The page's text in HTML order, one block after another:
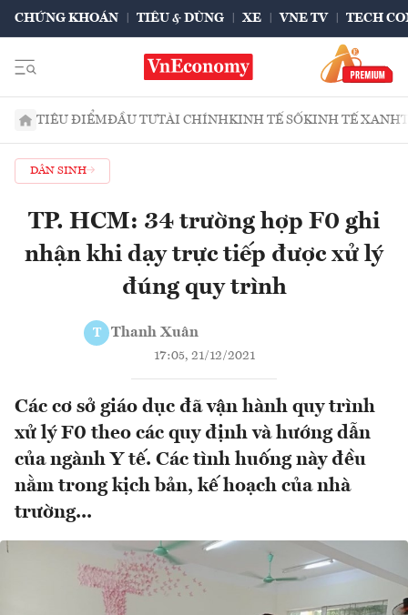
CHỨNG KHOÁN TIÊU & DÙNG XE VNE TV TECH
TIÊU ĐIỂMĐẦU TƯTÀI CHÍNHKINH TẾ SỐKINH TẾ XANH
DÂN SINH
TP. HCM: 34 trường hợp F0 ghi
nhận khi dạy trực tiếp được xử lý
đúng quy trình
T Thanh Xuân
17:05, 21/12/2021
Các cơ sở giáo dục đã vận hành quy trình
xử lý F0 theo các quy định và hướng dẫn
của ngành Y tế. Các tình huống này đều
nằm trong kịch bản, kế hoạch của nhà
trường...